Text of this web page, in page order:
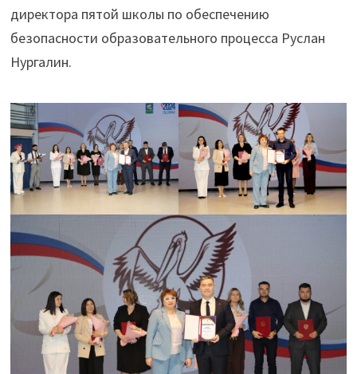
директора пятой школы по обеспечению
безопасности образовательного процесса Руслан
Нургалин.